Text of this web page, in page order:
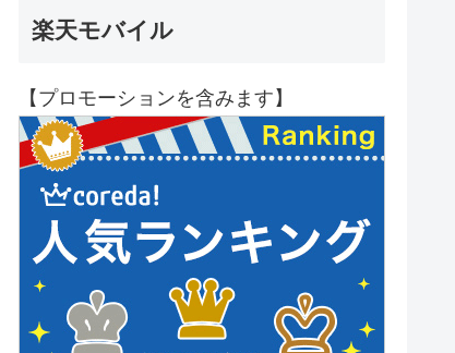
楽天モバイル
【プロモーションを含みます】